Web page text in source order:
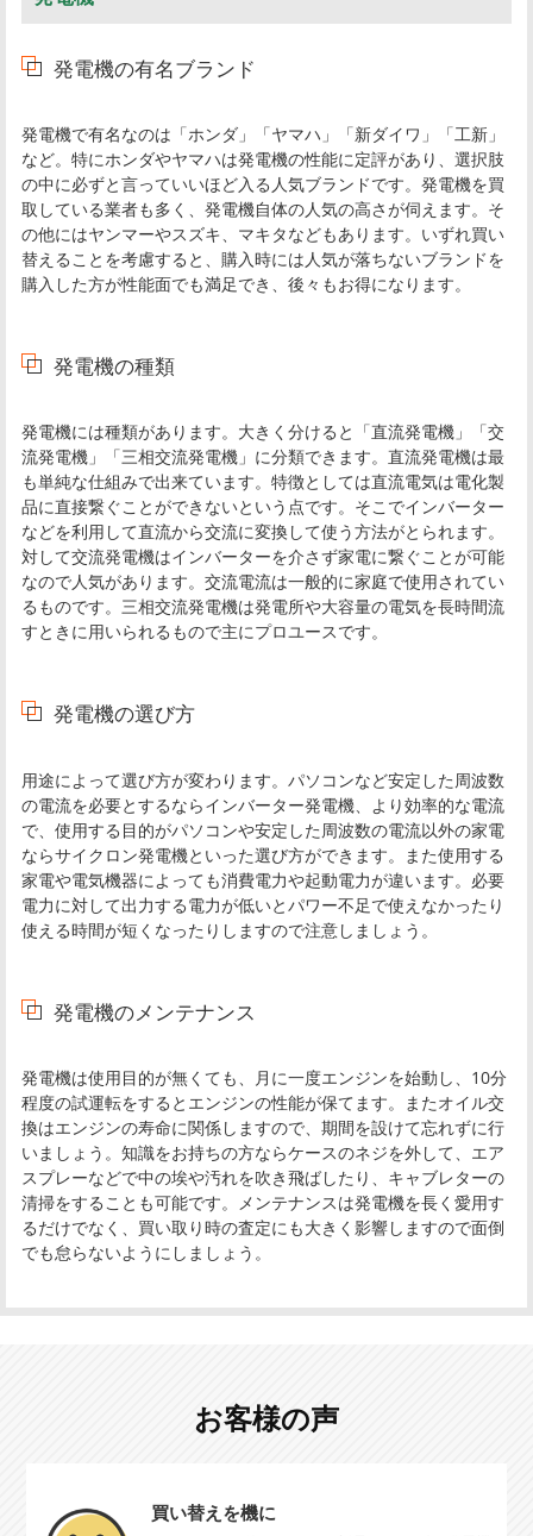
発電機の有名ブランド
発電機で有名なのは「ホンダ」「ヤマハ」「新ダイワ」「工新」
など。特にホンダやヤマハは発電機の性能に定評があり、選択肢
の中に必ずと言っていいほど入る人気ブランドです。発電機を買
取している業者も多く、発電機自体の人気の高さが伺えます。そ
の他にはヤンマーやスズキ、マキタなどもあります。いずれ買い
替えることを考慮すると、購入時には人気が落ちないブランドを
購入した方が性能面でも満足でき、後々もお得になります。
発電機の種類
発電機には種類があります。大きく分けると「直流発電機」「交
流発電機」「三相交流発電機」に分類できます。直流発電機は最
も単純な仕組みで出来ています。特徴としては直流電気は電化製
品に直接繋ぐことができないという点です。そこでインバーター
などを利用して直流から交流に変換して使う方法がとられます。
対して交流発電機はインバーターを介さず家電に繋ぐことが可能
なので人気があります。交流電流は一般的に家庭で使用されてい
るものです。三相交流発電機は発電所や大容量の電気を長時間流
すときに用いられるもので主にプロユースです。
発電機の選び方
用途によって選び方が変わります。パソコンなど安定した周波数
の電流を必要とするならインバーター発電機、より効率的な電流
で、使用する目的がパソコンや安定した周波数の電流以外の家電
ならサイクロン発電機といった選び方ができます。また使用する
家電や電気機器によっても消費電力や起動電力が違います。必要
電力に対して出力する電力が低いとパワー不足で使えなかったり
使える時間が短くなったりしますので注意しましょう。
発電機のメンテナンス
発電機は使用目的が無くても、月に一度エンジンを始動し、10分
程度の試運転をするとエンジンの性能が保てます。またオイル交
換はエンジンの寿命に関係しますので、期間を設けて忘れずに行
いましょう。知識をお持ちの方ならケースのネジを外して、エア
スプレーなどで中の埃や汚れを吹き飛ばしたり、キャブレターの
清掃をすることも可能です。メンテナンスは発電機を長く愛用す
るだけでなく、買い取り時の査定にも大きく影響しますので面倒
でも怠らないようにしましょう。
お客様の声
買い替えを機に